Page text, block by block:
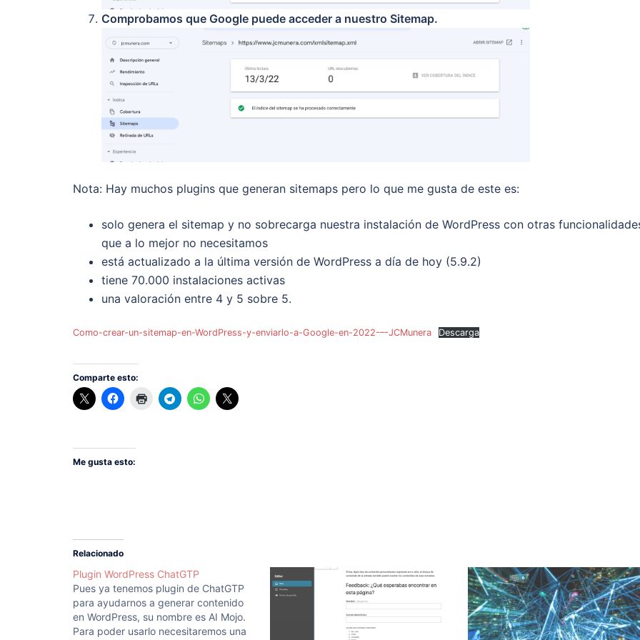
Comprobamos que Google puede acceder a nuestro Sitemap.
Nota: Hay muchos plugins que generan sitemaps pero lo que me gusta de este es:
solo genera el sitemap y no sobrecarga nuestra instalación de WordPress con otras
que a lo mejor no necesitamos
está actualizado a la última versión de WordPress a día de hoy (5.9.2)
tiene 70.000 instalaciones activas
una valoración entre 4 y 5 sobre 5.
Como-crear-un-sitemap-en-WordPress-y-enviarlo-a-Google-en-2022-–-JCMunera Descarga
Comparte esto:
Me gusta esto:
Relacionado
Plugin WordPress ChatGTP
Pues ya tenemos plugin de ChatGTP
para ayudarnos a generar contenido
en WordPress, su nombre es AI Mojo.
Para poder usarlo necesitaremos una